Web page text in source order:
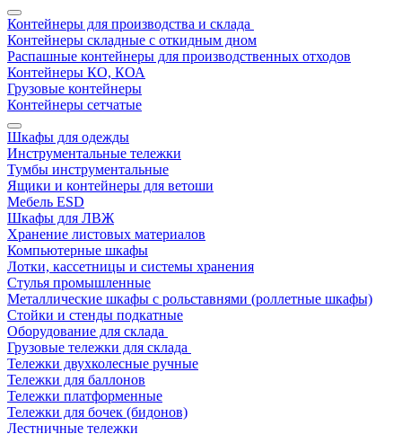
Контейнеры для производства и склада
Контейнеры складные с откидным дном
Распашные контейнеры для производственных отходов
Контейнеры КО, КОА
Грузовые контейнеры
Контейнеры сетчатые
Шкафы для одежды
Инструментальные тележки
Тумбы инструментальные
Ящики и контейнеры для ветоши
Мебель ESD
Шкафы для ЛВЖ
Хранение листовых материалов
Компьютерные шкафы
Лотки, кассетницы и системы хранения
Стулья промышленные
Металлические шкафы с рольставнями (роллетные шкафы)
Стойки и стенды подкатные
Оборудование для склада
Грузовые тележки для склада
Тележки двухколесные ручные
Тележки для баллонов
Тележки платформенные
Тележки для бочек (бидонов)
Лестничные тележки